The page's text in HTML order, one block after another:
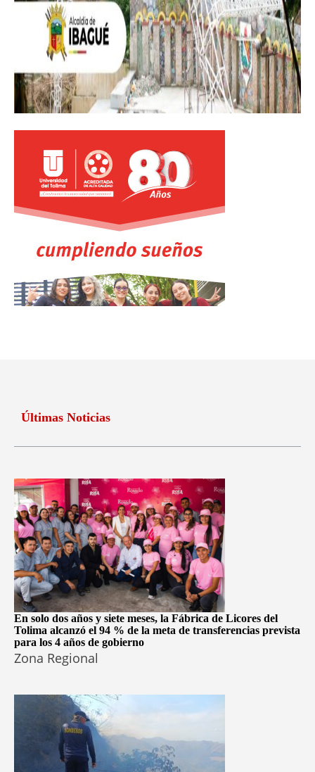
Últimas Noticias
En solo dos años y siete meses, la Fábrica de Licores del
Tolima alcanzó el 94 % de la meta de transferencias prevista
para los 4 años de gobierno
Zona Regional